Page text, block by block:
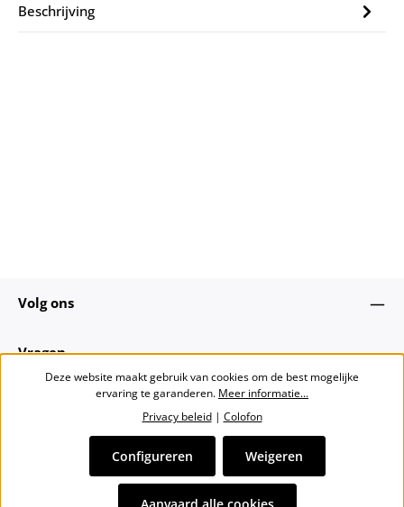
Beschrijving
Volg ons
Vragen
Alle prijzen incl. btw plusverzendkosten
Deze website maakt gebruik van cookies om de best mogelijke
ervaring te garanderen. Meer informatie...
Privacy beleid| Colofon
Weigeren
Configureren